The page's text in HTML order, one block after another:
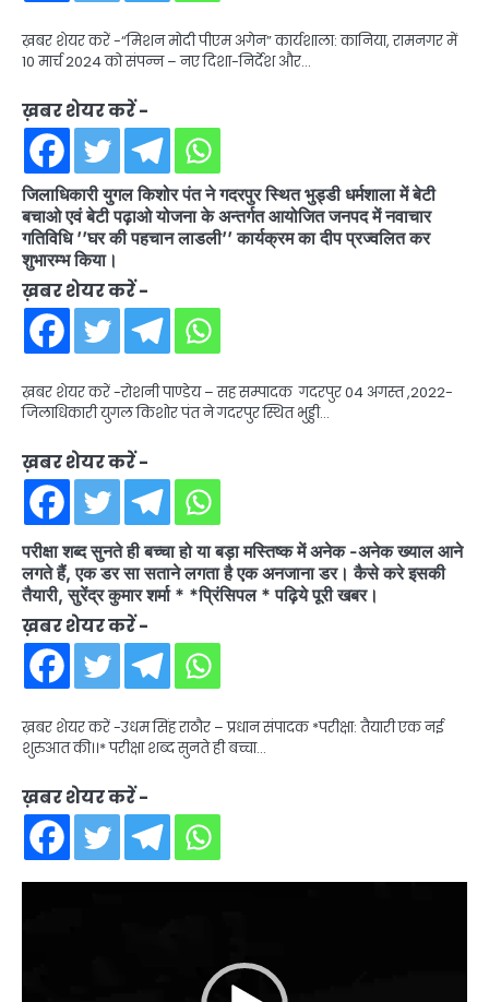
ख़बर शेयर करें -“मिशन मोदी पीएम अगेन” कार्यशाला: कानिया, रामनगर में
10 मार्च 2024 को संपन्न – नए दिशा-निर्देश और…
ख़बर शेयर करें -
जिलाधिकारी युगल किशोर पंत ने गदरपुर स्थित भुड्डी धर्मशाला में बेटी
बचाओ एवं बेटी पढ़ाओ योजना के अन्तर्गत आयोजित जनपद में नवाचार
गतिविधि ’’घर की पहचान लाडली’’ कार्यक्रम का दीप प्रज्वलित कर
शुभारम्भ किया।
ख़बर शेयर करें -
ख़बर शेयर करें -रोशनी पाण्डेय – सह सम्पादक गदरपुर 04 अगस्त ,2022-
जिलाधिकारी युगल किशोर पंत ने गदरपुर स्थित भुड्डी…
ख़बर शेयर करें -
परीक्षा शब्द सुनते ही बच्चा हो या बड़ा मस्तिष्क में अनेक -अनेक ख्याल आने
लगते हैं, एक डर सा सताने लगता है एक अनजाना डर। कैसे करे इसकी
तैयारी, सुरेंद्र कुमार शर्मा * *प्रिंसिपल * पढ़िये पूरी खबर।
ख़बर शेयर करें -
ख़बर शेयर करें -उधम सिंह राठौर – प्रधान संपादक *परीक्षा: तैयारी एक नई
शुरुआत की।।* परीक्षा शब्द सुनते ही बच्चा…
ख़बर शेयर करें -